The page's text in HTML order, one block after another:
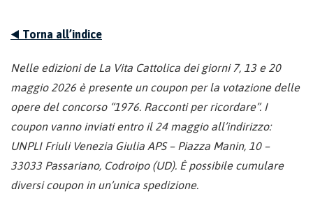
◀️ Torna all’indice
Nelle edizioni de La Vita Cattolica dei giorni 7, 13 e 20
maggio 2026 è presente un coupon per la votazione delle
opere del concorso “1976. Racconti per ricordare”. I
coupon vanno inviati entro il 24 maggio all’indirizzo:
UNPLI Friuli Venezia Giulia APS – Piazza Manin, 10 –
33033 Passariano, Codroipo (UD). È possibile cumulare
diversi coupon in un’unica spedizione.